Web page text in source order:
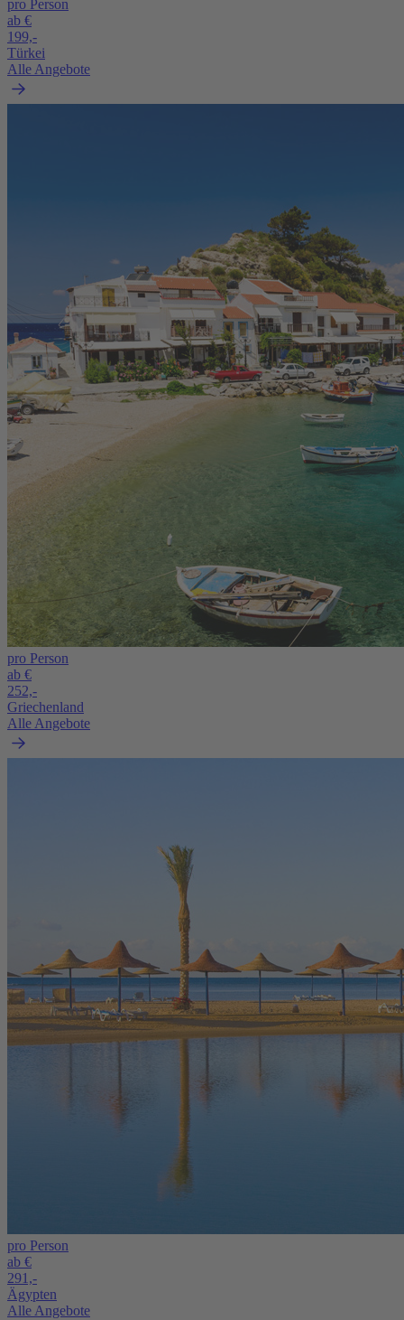
pro Person
ab €
199,-
Türkei
Alle Angebote
pro Person
ab €
252,-
Griechenland
Alle Angebote
pro Person
ab €
291,-
Ägypten
Alle Angebote